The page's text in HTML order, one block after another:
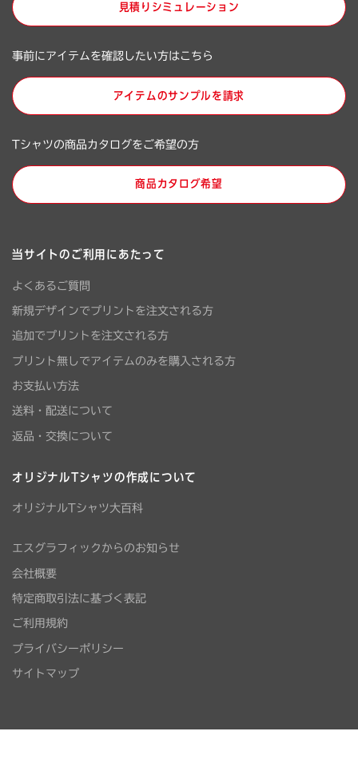
見積りシミュレーション
事前にアイテムを確認したい方はこちら
アイテムのサンプルを請求
Tシャツの商品カタログをご希望の方
商品カタログ希望
当サイトのご利用にあたって
よくあるご質問
新規デザインでプリントを注文される方
追加でプリントを注文される方
プリント無しでアイテムのみを購入される方
お支払い方法
送料・配送について
返品・交換について
オリジナルTシャツの作成について
オリジナルTシャツ大百科
エスグラフィックからのお知らせ
会社概要
特定商取引法に基づく表記
ご利用規約
プライバシーポリシー
サイトマップ